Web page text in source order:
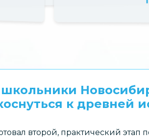
школьники
к древней
второй, практический этап